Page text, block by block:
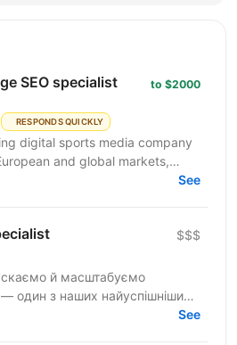
SEO specialist
RESPONDS QUICKLY
to $2000
digital sports media company
and global markets,
users. From an SEO point of...See
$$$
See